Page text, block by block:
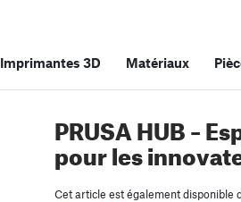
Imprimantes 3D Matériaux
PRUSA HUB –
pour les
Cet article est également disponible